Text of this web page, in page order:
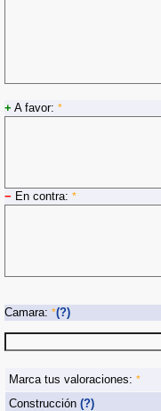
+ A favor: *
− En contra: *
Camara: *(?)
Marca tus valoraciones: *
Construcción (?)